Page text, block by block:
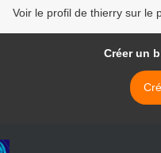
Voir le profil de thierry sur le
Créer un